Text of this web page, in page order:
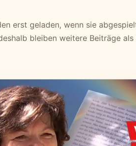
erst geladen, wenn sie
bleiben weitere Beiträge